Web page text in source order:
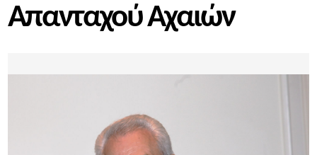
Απανταχού Αχαιών